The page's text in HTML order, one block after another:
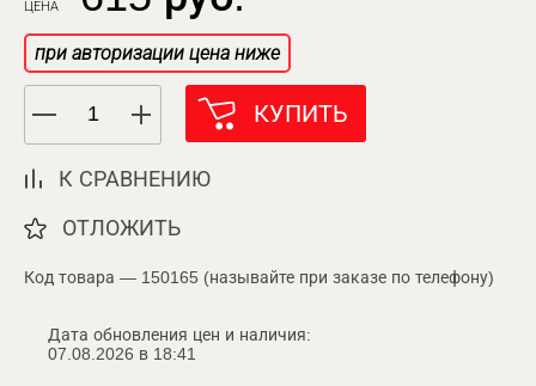
ЦЕНА
при авторизации цена ниже
КУПИТЬ
К СРАВНЕНИЮ
ОТЛОЖИТЬ
Код товара — 150165 (называйте при заказе по телефону)
Дата обновления цен и наличия:
07.08.2026 в 18:41